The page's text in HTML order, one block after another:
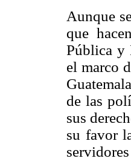
Aunque
que
Pública y
el marco
de las
sus
su favor